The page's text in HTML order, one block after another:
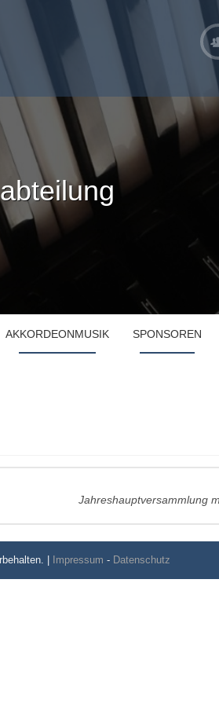
AKKORDEONMUSIK SPONSOREN
Jahreshauptversammlung
| Impressum - Datenschutz